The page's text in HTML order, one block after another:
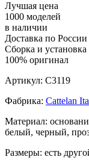
Лучшая цена
1000 моделей
в наличии
Доставка по
Сборка и установка
100% оригинал
Артикул: C3119
Фабрика: Cattelan
Материал:
белый, черный,
Размеры: есть